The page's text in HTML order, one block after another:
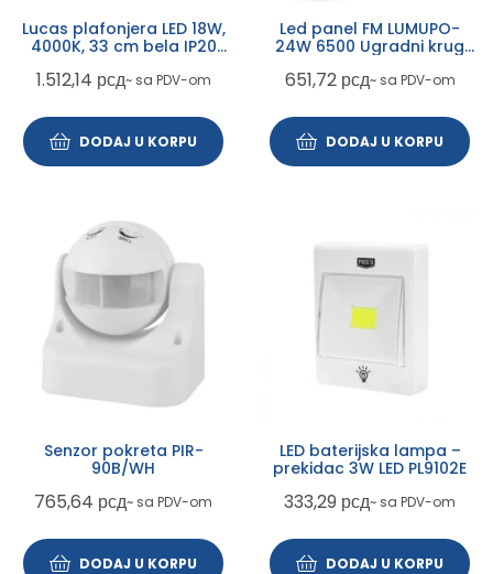
Lucas plafonjera LED 18W,
4000K, 33 cm bela IP20
1.512,14 рсд~ sa PDV-om
DODAJ U KORPU
Led panel FM LUMUPO-
24W 6500 Ugradni krug
651,72 рсд~ sa PDV-om
DODAJ U KORPU
Senzor pokreta PIR-
90B/WH
765,64 рсд~ sa PDV-om
DODAJ U KORPU
LED baterijska lampa –
prekidac 3W LED PL9102E
333,29 рсд~ sa PDV-om
DODAJ U KORPU